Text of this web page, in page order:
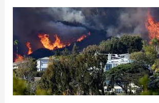
LLAMAS
DE
LOS
ÁNGLES….